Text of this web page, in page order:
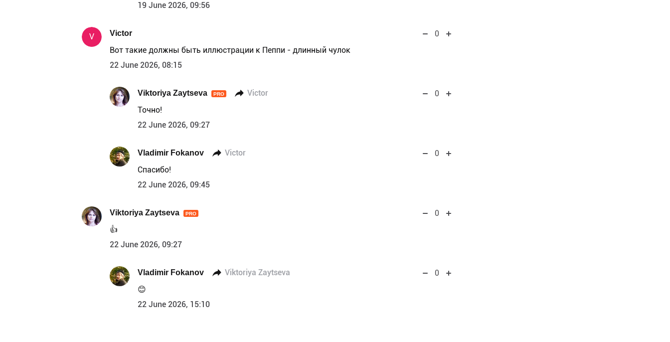
19 June 2026, 09:56
V Victor
0
Вот такие должны быть иллюстрации к Пеппи - длинный чулок
22 June 2026, 08:15
Viktoriya Zaytseva PRO Victor
0
Точно!
22 June 2026, 09:27
Vladimir Fokanov Victor
0
Спасибо!
22 June 2026, 09:45
Viktoriya Zaytseva PRO
0
👍
22 June 2026, 09:27
Vladimir Fokanov Viktoriya Zaytseva
0
😊
22 June 2026, 15:10